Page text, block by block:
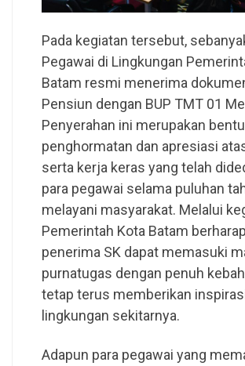
Pada kegiatan tersebut,
Pegawai di Lingkungan
Batam resmi menerima
Pensiun dengan BUP TMT 01
Penyerahan ini merupakan
penghormatan dan apresiasi
serta kerja keras yang telah
para pegawai selama puluhan
melayani masyarakat. Melalui
Pemerintah Kota Batam
penerima SK dapat memasuki
purnatugas dengan penuh
tetap terus memberikan
lingkungan sekitarnya.
Adapun para pegawai yang